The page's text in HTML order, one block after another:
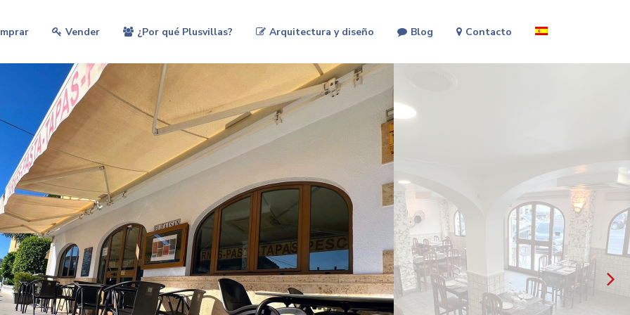
Vender ¿Por qué Plusvillas? Arquitectura y diseño Blog Contacto